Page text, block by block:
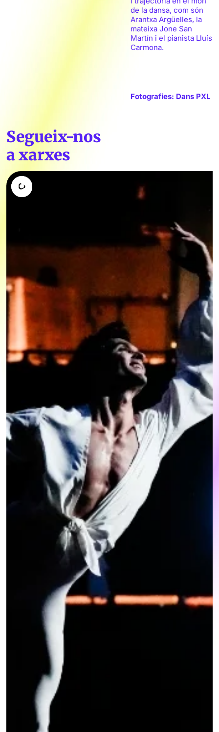
de la dansa, com són
Arantxa Argüelles, la
mateixa Jone San
Martín i el pianista Lluís
Carmona.
Fotografies: Dans PXL
Segueix-nos
a xarxes